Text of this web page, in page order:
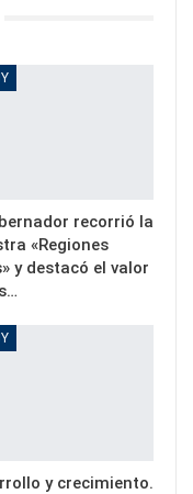
recorrió la
«Regiones
y destacó el valor
y crecimiento.